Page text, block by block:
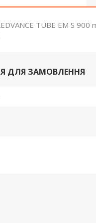
TUBE EM S
ДЛЯ ЗАМОВЛЕННЯ